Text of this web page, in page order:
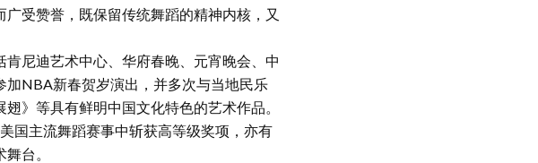
受赞誉，既保留传统舞蹈的精神内核，又
尼迪艺术中心、华府春晚、元宵晚会、中
NBA新春贺岁演出，并多次与当地民乐
》等具有鲜明中国文化特色的艺术作品。
国主流舞蹈赛事中斩获高等级奖项，亦有
台。